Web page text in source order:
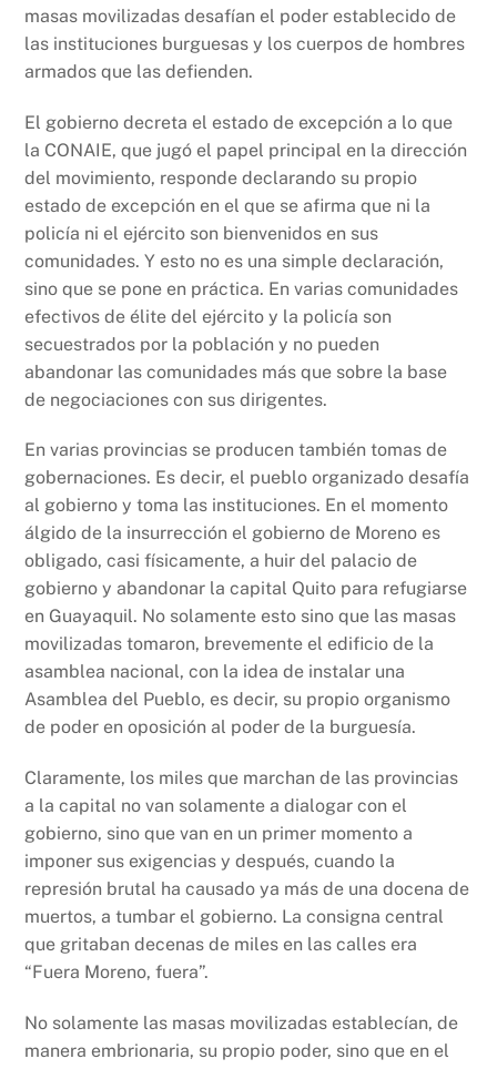
masas movilizadas desafían el poder establecido de
las instituciones burguesas y los cuerpos de hombres
armados que las defienden.
El gobierno decreta el estado de excepción a lo que
la CONAIE, que jugó el papel principal en la dirección
del movimiento, responde declarando su propio
estado de excepción en el que se afirma que ni la
policía ni el ejército son bienvenidos en sus
comunidades. Y esto no es una simple declaración,
sino que se pone en práctica. En varias comunidades
efectivos de élite del ejército y la policía son
secuestrados por la población y no pueden
abandonar las comunidades más que sobre la base
de negociaciones con sus dirigentes.
En varias provincias se producen también tomas de
gobernaciones. Es decir, el pueblo organizado desafía
al gobierno y toma las instituciones. En el momento
álgido de la insurrección el gobierno de Moreno es
obligado, casi físicamente, a huir del palacio de
gobierno y abandonar la capital Quito para refugiarse
en Guayaquil. No solamente esto sino que las masas
movilizadas tomaron, brevemente el edificio de la
asamblea nacional, con la idea de instalar una
Asamblea del Pueblo, es decir, su propio organismo
de poder en oposición al poder de la burguesía.
Claramente, los miles que marchan de las provincias
a la capital no van solamente a dialogar con el
gobierno, sino que van en un primer momento a
imponer sus exigencias y después, cuando la
represión brutal ha causado ya más de una docena de
muertos, a tumbar el gobierno. La consigna central
que gritaban decenas de miles en las calles era
“Fuera Moreno, fuera”.
No solamente las masas movilizadas establecían, de
manera embrionaria, su propio poder, sino que en el